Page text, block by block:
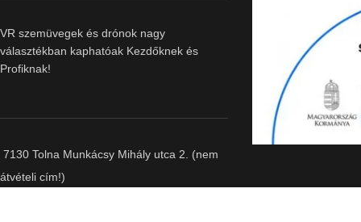
VR szemüvegek és drónok nagy
választékban kaphatóak Kezdőknek és
Profiknak!
7130 Tolna Munkácsy Mihály utca 2. (nem
átvételi cím!)